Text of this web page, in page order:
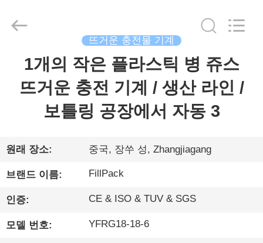
회
사
2026
Zhangjiagang
Machinery
Reserved.
뜨거운 충전물 기계
1개의 작은 플라스틱 병 쥬스
뜨거운 충전 기계 / 생산 라인 /
보틀링 공장에서 자동 3
원래 장소: 중국, 장쑤 성, Zhangjiagang
브랜드 이름: FillPack
인증: CE & ISO & TUV & SGS
모델 번호: YFRG18-18-6